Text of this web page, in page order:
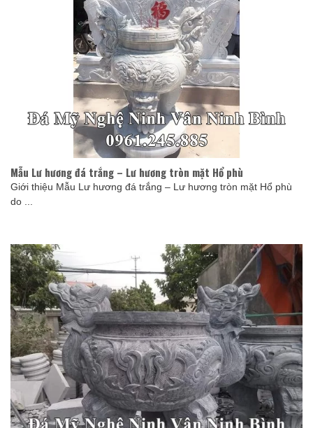
Mẫu Lư hương đá trắng – Lư hương tròn mặt Hổ phù
Giới thiệu Mẫu Lư hương đá trắng – Lư hương tròn mặt Hổ phù
do ...